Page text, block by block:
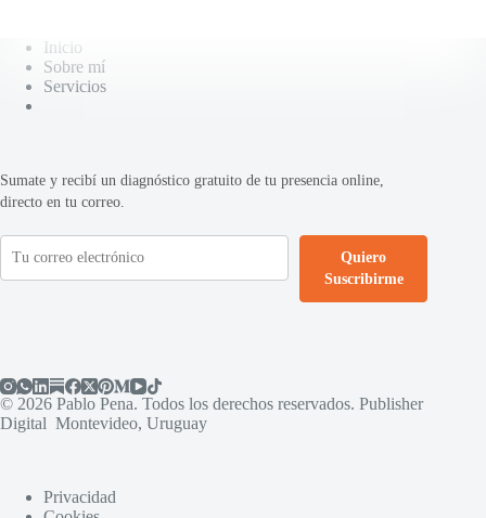
Inicio
Sobre mí
Servicios
Sumate y recibí un diagnóstico gratuito de tu presencia online,
directo en tu correo.
Quiero
Suscribirme
© 2026 Pablo Pena. Todos los derechos reservados. Publisher
Digital Montevideo, Uruguay
Privacidad